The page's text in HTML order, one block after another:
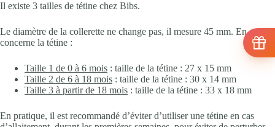
Il existe 3 tailles de tétine chez Bibs.
Le diamètre de la collerette ne change pas, il mesure 45 mm. En ce qui
concerne la tétine :
Taille 1 de 0 à 6 mois : taille de la tétine : 27 x 15 mm
Taille 2 de 6 à 18 mois : taille de la tétine : 30 x 14 mm
Taille 3 à partir de 18 mois : taille de la tétine : 33 x 18 mm
En pratique, il est recommandé d’éviter d’utiliser une tétine en cas